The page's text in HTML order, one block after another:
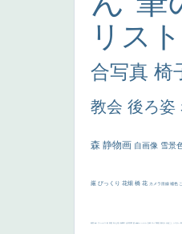
リスト
合写真 椅
教会 後ろ姿
森 静物画 自画像 雪景
厳 びっくり 花畑 橋 花 カメラ目線 補色
画質 last ヴィーナス 剣 白人少女 食事中 山本芳翠 麦 alciato ハーレム 女神 ローマ教皇 奥行き 火起こし シスター 東